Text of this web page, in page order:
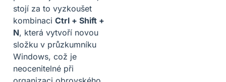
stojí za to vyzkoušet
kombinaci Ctrl + Shift +
N, která vytvoří novou
složku v průzkumníku
Windows, což je
neocenitelné při